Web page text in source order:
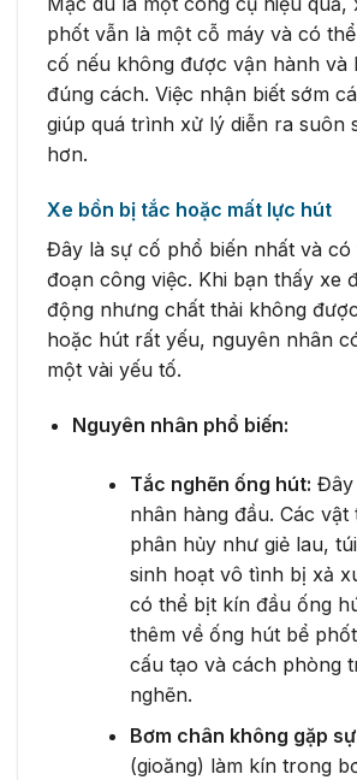
phốt vẫn là một cỗ máy và có
cố nếu không được vận hành và
đúng cách. Việc nhận biết sớm
giúp quá trình xử lý diễn ra suôn
hơn.
Xe bồn bị tắc hoặc mất lực hút
Đây là sự cố phổ biến nhất và có
đoạn công việc. Khi bạn thấy xe
động nhưng chất thải không
hoặc hút rất yếu, nguyên nhân
một vài yếu tố.
Nguyên nhân phổ biến:
Tắc nghẽn ống hút: Đây
nhân hàng đầu. Các
phân hủy như giẻ lau,
sinh hoạt vô tình bị xả
có thể bịt kín đầu ống
thêm về ống hút bể
cấu tạo và cách phòng
nghẽn.
Bơm chân không gặp
(gioăng) làm kín trong